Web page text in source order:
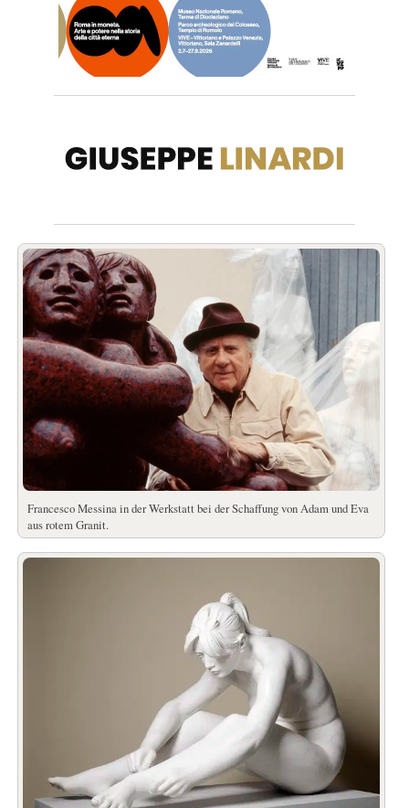
Francesco Messina in der Werkstatt bei der Schaffung von Adam und Eva
aus rotem Granit.